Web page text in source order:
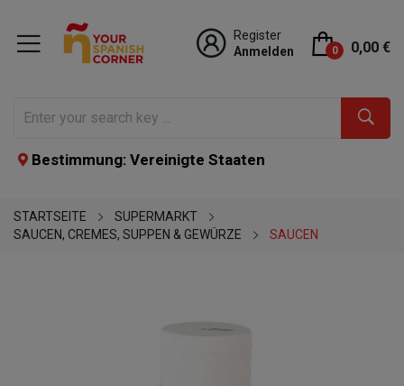
Register
Anmelden
0 0,00 €
Bestimmung: Vereinigte Staaten
STARTSEITE
SUPERMARKT
SAUCEN, CREMES, SUPPEN & GEWÜRZE
SAUCEN